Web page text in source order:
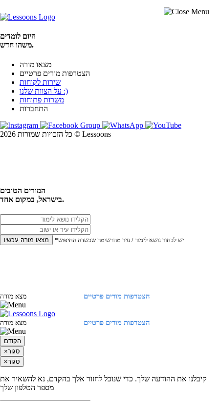
היום לומדים
משהו חדש.
מצאו מורה
הצטרפות מורים פרטיים
שירות לקוחות
על הצוות שלנו :)
משרות פתוחות
התחברות
כל הזכויות שמורות 2026 © Lessoons
המורים הטובים
בישראל, במקום אחד.
מצאו מורה עכשיו *יש לבחור נושא לימוד / עיר מהרשימה שבשדה החיפוש
הצטרפות מורים פרטיים מצא מורה
הצטרפות מורים פרטיים מצא מורה
הקודם
×סגור
×סגור
קיבלנו את ההודעה שלך. כדי שנוכל לחזור אלך בהקדם, נא להשאיר את
מספר הטלפון שלך